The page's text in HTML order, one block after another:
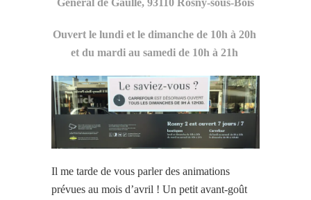
Général de Gaulle, 93110 Rosny-sous-Bois
Ouvert le lundi et le dimanche de 10h à 20h
et du mardi au samedi de 10h à 21h
Il me tarde de vous parler des animations
prévues au mois d’avril ! Un petit avant-goût